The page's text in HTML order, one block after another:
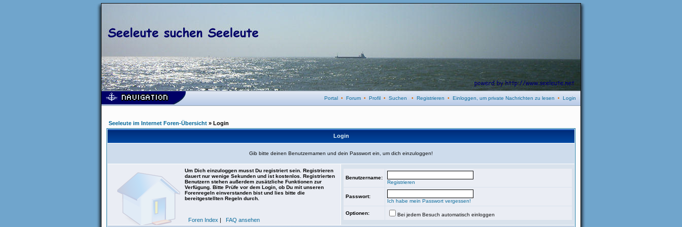
Portal • Forum • Profil • Suchen • Registrieren • Einloggen, um private Nachrichten zu lesen • Login
Seeleute im Internet Foren-Übersicht » Login
Login
Gib bitte deinen Benutzernamen und dein Passwort ein, um dich einzuloggen!
Um Dich einzuloggen musst Du registriert sein. Registrieren
dauert nur wenige Sekunden und ist kostenlos. Registrierten
Benutzern stehen außerdem zusätzliche Funktionen zur
Verfügung. Bitte Prüfe vor dem Login, ob Du mit unseren
Forenregeln einverstanden bist und lies bitte die
bereitgestellten Regeln durch.
Foren Index | FAQ ansehen
Benutzername:
Registrieren
Passwort:
Ich habe mein Passwort vergessen!
Optionen: Bei jedem Besuch automatisch einloggen